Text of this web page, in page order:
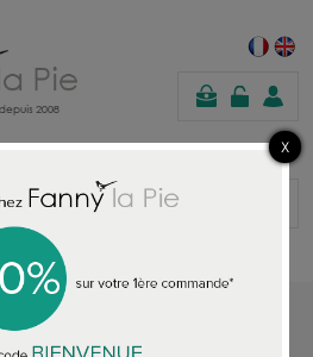
panier
ACCESSOIRES MAISON